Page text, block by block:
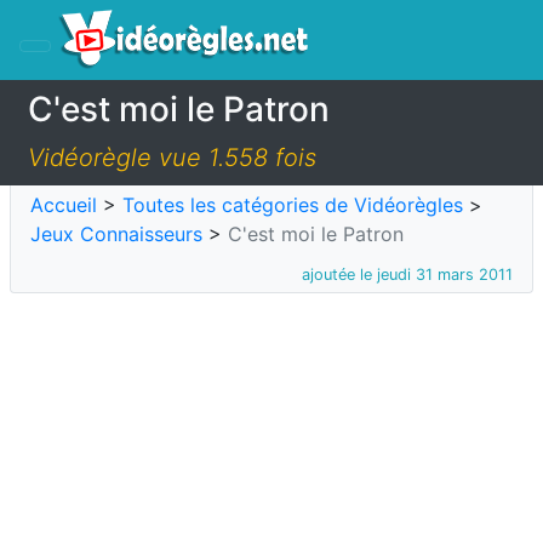
C'est moi le Patron
Vidéorègle vue 1.558 fois
Accueil > Toutes les catégories de Vidéorègles >
Jeux Connaisseurs > C'est moi le Patron
ajoutée le jeudi 31 mars 2011